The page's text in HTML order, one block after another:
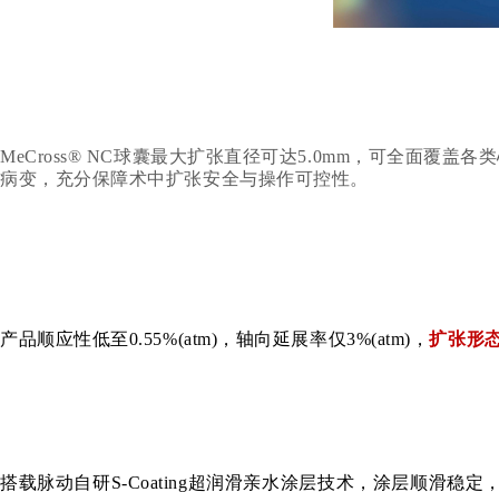
MeCross® NC球囊最大扩张直径可达5.0mm，可全面覆盖各
病变，充分保障术中扩张安全与操作可控性。
产品顺应性低至0.55%(atm)，轴向延展率仅3%(atm)，扩张形
搭载脉动自研S-Coating超润滑亲水涂层技术，涂层顺滑稳